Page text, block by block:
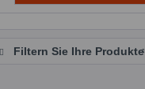
Filtern Sie Ihre Produkte